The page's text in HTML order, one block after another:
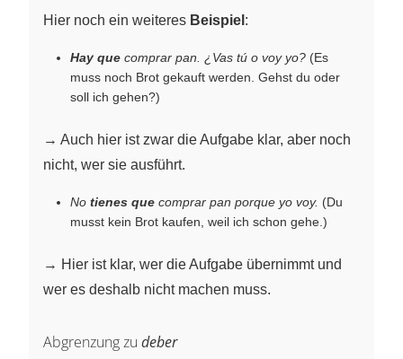
Hier noch ein weiteres Beispiel :
Hay que comprar pan. ¿Vas tú o voy yo? (Es
muss noch Brot gekauft werden. Gehst du oder
soll ich gehen?)
→ Auch hier ist zwar die Aufgabe klar, aber noch
nicht, wer sie ausführt.
No tienes que comprar pan porque yo voy. (Du
musst kein Brot kaufen, weil ich schon gehe.)
→ Hier ist klar, wer die Aufgabe übernimmt und
wer es deshalb nicht machen muss.
Abgrenzung zu deber